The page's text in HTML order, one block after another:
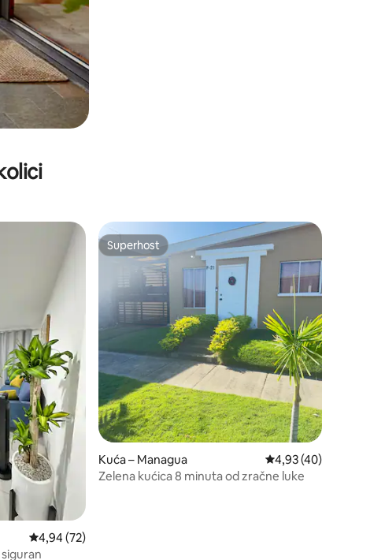
Prosječna ocjena: 4,94/5, recenzija: 72
4,94 (72)
Superhost
Superhost
Kuća – Managua Prosječna ocjena:
4,93 (40)
Zelena kućica 8 minuta od zračne luke